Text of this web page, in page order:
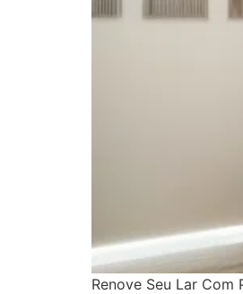
Renove Seu Lar Com